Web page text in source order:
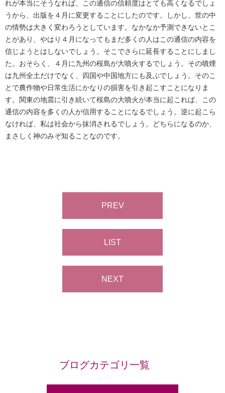
れが本当にそうなれば、この通信の信頼度はとても高くなるでしょ
うから、出版を４月に変更することにしたのです。しかし、世の中
の情勢は大きく変わろうとしています。なかなか予測できないとこ
とがあり、やはり４月になってもまだ多くの人はこの通信の内容を
信じようとはしないでしょう。そこでさらに延長することにしまし
た。おそらく、４月に九州の桜島が大噴火するでしょう。その噴煙
は九州全土だけでなく、四国や中国地方にも及ぶでしょう。そのこ
とで農作物や日常生活にかなりの損害を引き起こすことになりま
す。関東の地震に引き続いて桜島の大噴火が本当に起これば、この
通信の内容を多くの人が信用することになるでしょう。逆に起こら
なければ、私は社会から抹消されるでしょう。どちらになるのか、
まさしく神のみぞ知ることなのです。
PREV
LIST
NEXT
ブログカテゴリ一覧